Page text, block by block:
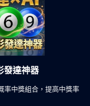
達神器
中獎組合，提高中獎率